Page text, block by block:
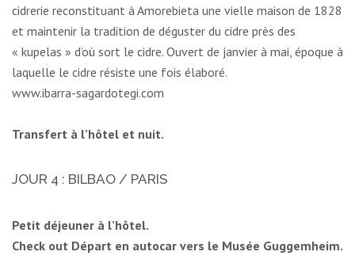
cidrerie reconstituant à Amorebieta une vielle maison de 1828
et maintenir la tradition de déguster du cidre près des
« kupelas » d’où sort le cidre. Ouvert de janvier à mai, époque à
laquelle le cidre résiste une fois élaboré.
www.ibarra-sagardotegi.com
Transfert à l’hôtel et nuit.
JOUR 4 : BILBAO / PARIS
Petit déjeuner à l’hôtel.
Check out Départ en autocar vers le Musée Guggemheim.